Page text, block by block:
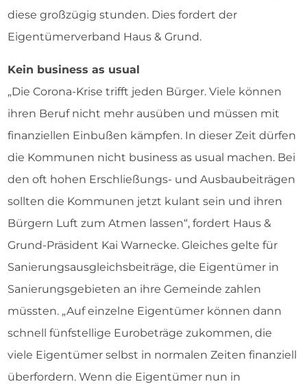
diese großzügig stunden. Dies fordert der
Eigentümerverband Haus & Grund.
Kein business as usual
„Die Corona-Krise trifft jeden Bürger. Viele können
ihren Beruf nicht mehr ausüben und müssen mit
finanziellen Einbußen kämpfen. In dieser Zeit dürfen
die Kommunen nicht business as usual machen. Bei
den oft hohen Erschließungs- und Ausbaubeiträgen
sollten die Kommunen jetzt kulant sein und ihren
Bürgern Luft zum Atmen lassen“, fordert Haus &
Grund-Präsident Kai Warnecke. Gleiches gelte für
Sanierungsausgleichsbeiträge, die Eigentümer in
Sanierungsgebieten an ihre Gemeinde zahlen
müssten. „Auf einzelne Eigentümer können dann
schnell fünfstellige Eurobeträge zukommen, die
viele Eigentümer selbst in normalen Zeiten finanziell
überfordern. Wenn die Eigentümer nun in